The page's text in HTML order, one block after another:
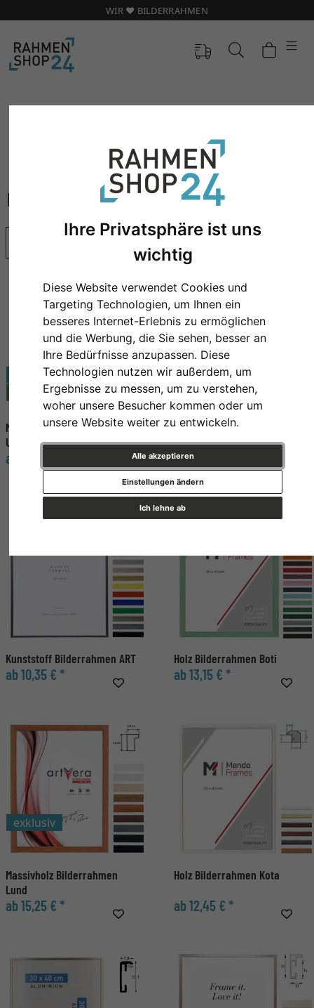
Ihre Privatsphäre ist uns
wichtig
Diese Website verwendet Cookies und
Targeting Technologien, um Ihnen ein
besseres Internet-Erlebnis zu ermöglichen
und die Werbung, die Sie sehen, besser an
Ihre Bedürfnisse anzupassen. Diese
Technologien nutzen wir außerdem, um
Ergebnisse zu messen, um zu verstehen,
woher unsere Besucher kommen oder um
unsere Website weiter zu entwickeln.
Alle akzeptieren
Ich lehne ab
Einstellungen ändern
WIR ❤️ BILDERRAHMEN
BILDERRAHMEN 20X30
Massivholz Bilderrahmen
Uppsala
ab 12,25 € *
Topseller
exklusiv
Alu Bilderrahmen C2
ab 25,85 € *
Kunststoff Bilderrahmen ART
ab 10,35 € *
Holz Bilderrahmen Boti
ab 13,15 € *
Massivholz Bilderrahmen
Lund
ab 15,25 € *
exklusiv
Holz Bilderrahmen Kota
ab 12,45 € *